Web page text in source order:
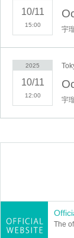
■キャスティング協力
合同会社Bitter
■主催
合同会社Vicorund
10/11
15:00
宇
2025
10/11
12:00
宇
The